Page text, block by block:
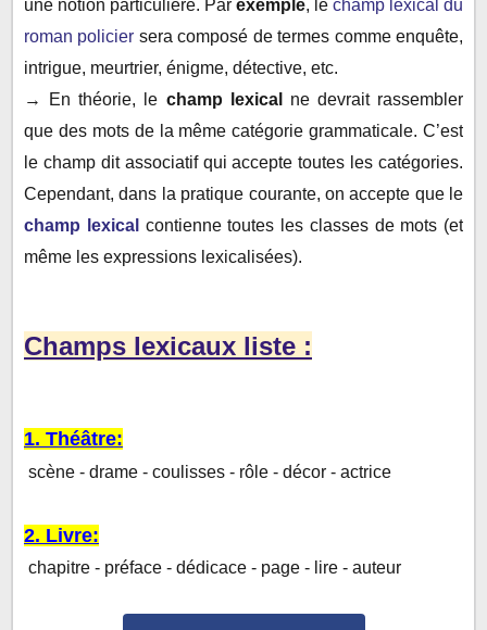
une notion particulière. Par exemple, le champ lexical du
roman policier sera composé de termes comme enquête,
intrigue, meurtrier, énigme, détective, etc.
→ En théorie, le champ lexical
ne devrait rassembler
que des mots de la même catégorie grammaticale. C’est
le champ dit associatif qui accepte toutes les catégories.
Cependant, dans la pratique courante, on accepte que le
champ lexical contienne toutes les classes de mots (et
même les expressions lexicalisées).
Champs lexicaux liste :
1. Théâtre:
scène - drame - coulisses - rôle - décor - actrice
2. Livre:
chapitre - préface - dédicace - page - lire - auteur